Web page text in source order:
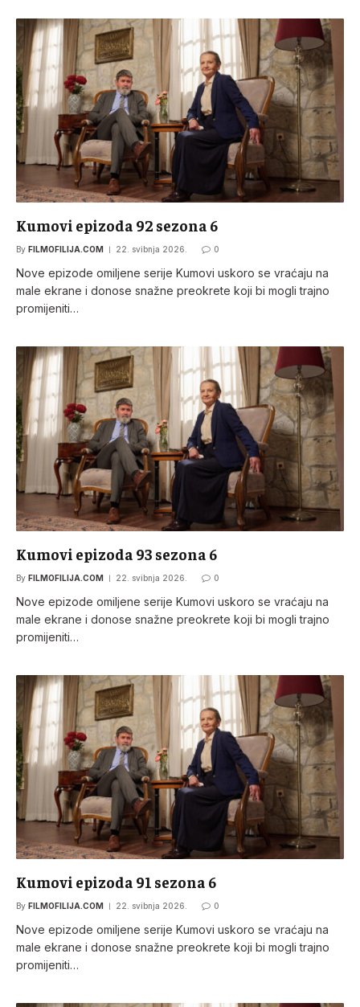
Kumovi epizoda 92 sezona 6
By FILMOFILIJA.COM 22. svibnja 2026. 0
Nove epizode omiljene serije Kumovi uskoro se vraćaju na
male ekrane i donose snažne preokrete koji bi mogli trajno
promijeniti…
Kumovi epizoda 93 sezona 6
By FILMOFILIJA.COM 22. svibnja 2026. 0
Nove epizode omiljene serije Kumovi uskoro se vraćaju na
male ekrane i donose snažne preokrete koji bi mogli trajno
promijeniti…
Kumovi epizoda 91 sezona 6
By FILMOFILIJA.COM 22. svibnja 2026. 0
Nove epizode omiljene serije Kumovi uskoro se vraćaju na
male ekrane i donose snažne preokrete koji bi mogli trajno
promijeniti…